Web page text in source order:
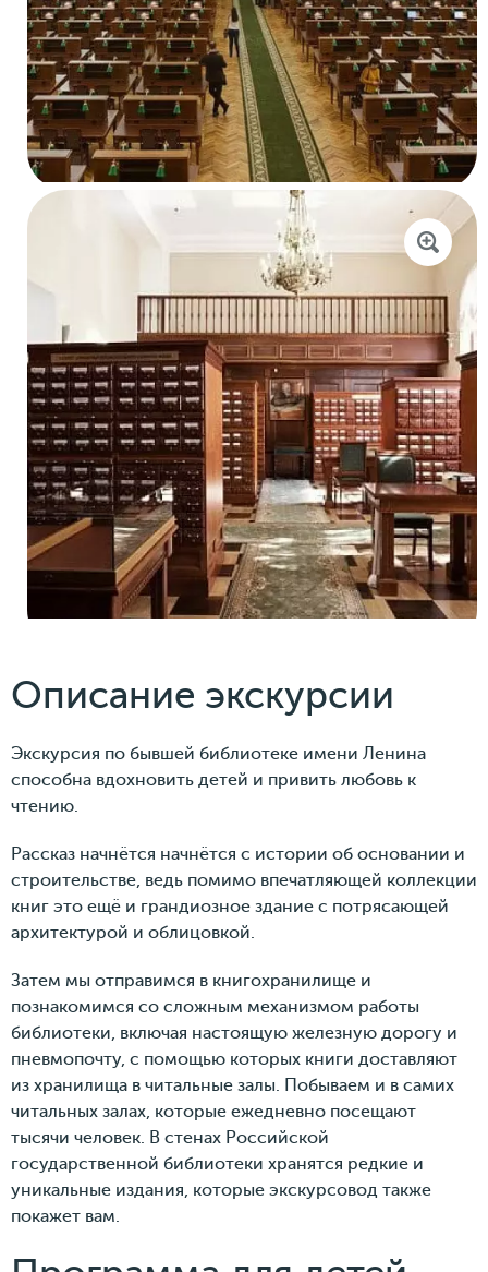
Описание экскурсии
Экскурсия по бывшей библиотеке имени Ленина
способна вдохновить детей и привить любовь к
чтению.
Рассказ начнётся начнётся с истории об основании и
строительстве, ведь помимо впечатляющей коллекции
книг это ещё и грандиозное здание с потрясающей
архитектурой и облицовкой.
Затем мы отправимся в книгохранилище и
познакомимся со сложным механизмом работы
библиотеки, включая настоящую железную дорогу и
пневмопочту, с помощью которых книги доставляют
из хранилища в читальные залы. Побываем и в самих
читальных залах, которые ежедневно посещают
тысячи человек. В стенах Российской
государственной библиотеки хранятся редкие и
уникальные издания, которые экскурсовод также
покажет вам.